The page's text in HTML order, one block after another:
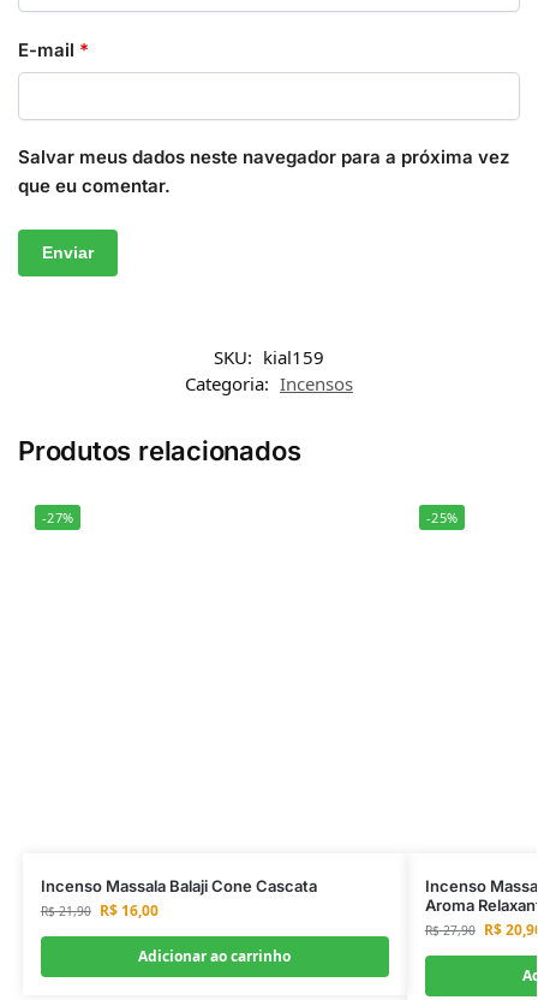
E-mail *
Salvar meus dados neste navegador para a próxima vez
que eu comentar.
SKU: kial159
Categoria: Incensos
Produtos relacionados
-27%
Incenso Massala Balaji Cone Cascata
R$21,90 R$16,00
Adicionar ao carrinho
-25%
Incenso
Aroma
R$27,90 R$